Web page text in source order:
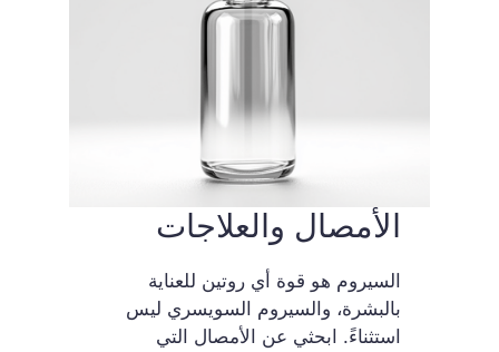
الأمصال والعلاجات
السيروم هو قوة أي روتين للعناية
بالبشرة، والسيروم السويسري ليس
استثناءً. ابحثي عن الأمصال التي